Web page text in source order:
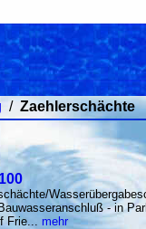
/ Zaehlerschächte
- in
Frie... mehr